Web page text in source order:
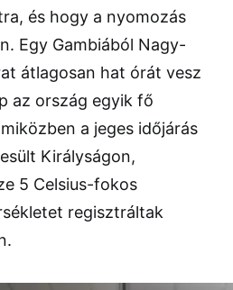
és hogy a nyomozás
Egy Gambiából Nagy-
átlagosan hat órát vesz
az ország egyik fő
a jeges időjárás
Királyságon,
5 Celsius-fokos
regisztráltak